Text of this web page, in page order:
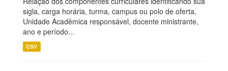
sigla, carga horária, turma, campus ou polo de oferta,
Unidade Acadêmica responsável, docente ministrante,
ano e período...
CSV